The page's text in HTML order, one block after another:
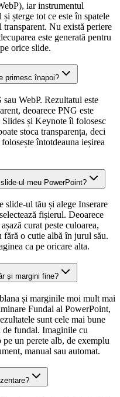
iar instrumentul
șterge tot ce este în spatele
Nu există periere
este generată pentru
orice slide.
primesc înapoi?
WebP. Rezultatul este
deoarece PNG este
și Keynote îl folosesc
stoca transparența, deci
întotdeauna ieșirea
ul meu PowerPoint?
slide-ul tău și alege Inserare
fișierul. Deoarece
curat peste culoarea,
o cutie albă în jurul său.
ca pe oricare alta.
și margini fine?
și marginile moi mult mai
Fundal al PowerPoint,
sunt cele mai bune
de fundal. Imaginile cu
un perete alb, de exemplu
manual sau automat.